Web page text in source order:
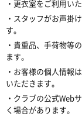
・更衣室をご利用い
・スタッフがお声掛
す。
・貴重品、手荷物等
ます。
・お客様の個人情報
いただきます。
・クラブの公式Web
く場合があります。